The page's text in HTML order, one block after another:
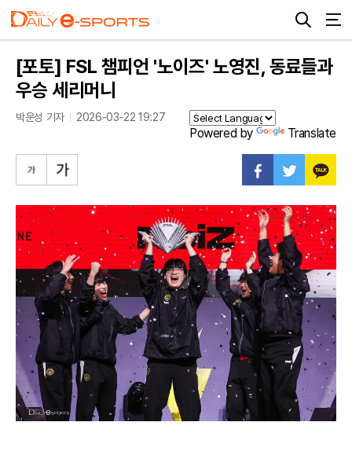
[포토] FSL 챔피언 '노이즈' 노영진, 동료들과
우승 세리머니
박운성 기자 2026-03-22 19:27
Powered by Translate